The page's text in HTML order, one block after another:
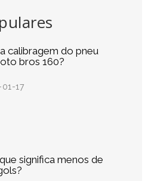
calibragem do pneu
bros 160?
17
significa menos de